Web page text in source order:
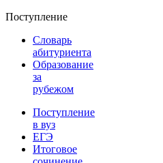
Поступление
Словарь
абитуриента
Образование
за
рубежом
Поступление
в вуз
ЕГЭ
Итоговое